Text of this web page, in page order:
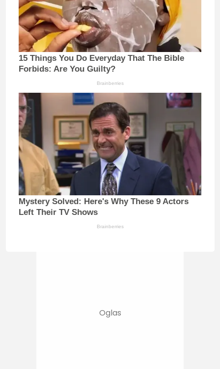
15 Things You Do Everyday That The Bible
Forbids: Are You Guilty?
Brainberries
Mystery Solved: Here's Why These 9 Actors
Left Their TV Shows
Brainberries